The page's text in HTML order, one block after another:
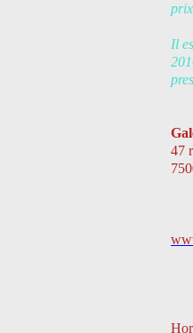
Il
47